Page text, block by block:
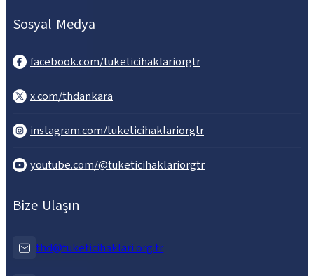
Sosyal Medya
facebook.com/tuketicihaklariorgtr
x.com/thdankara
instagram.com/tuketicihaklariorgtr
youtube.com/@tuketicihaklariorgtr
Bize Ulaşın
thd@tuketicihaklari.org.tr